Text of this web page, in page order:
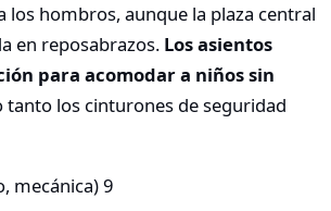
los hombros, aunque la plaza central
en reposabrazos. Los asientos
para acomodar a niños sin
tanto los cinturones de seguridad